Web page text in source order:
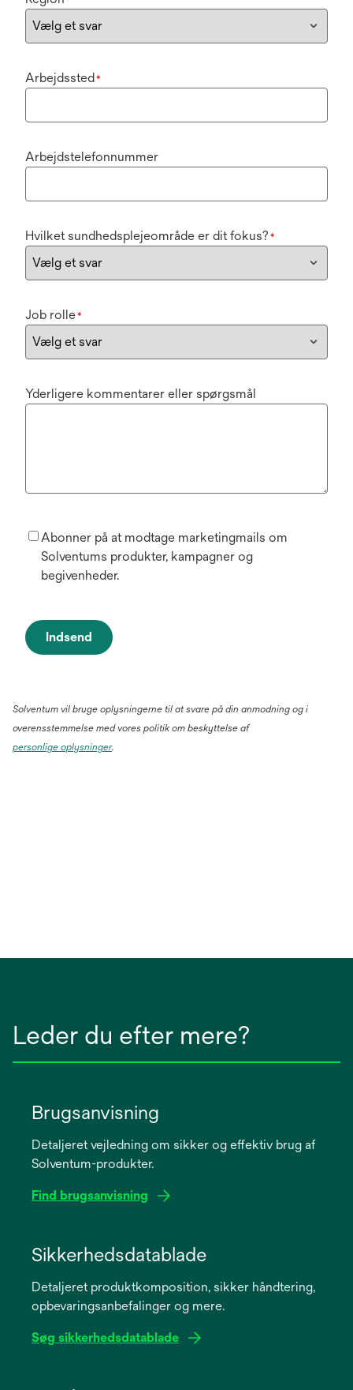
Arbejdssted*
Arbejdstelefonnummer
Hvilket sundhedsplejeområde er dit fokus? *
Job rolle*
Yderligere kommentarer eller spørgsmål
Abonner på at modtage marketingmails om
Solventums produkter, kampagner og
begivenheder.
Indsend
Solventum vil bruge oplysningerne til at svare på din anmodning og i
overensstemmelse med vores politik om beskyttelse af
personlige oplysninger.
Leder du efter mere?
Brugsanvisning
Detaljeret vejledning om sikker og effektiv brug af
Solventum-produkter.
Find brugsanvisning
new
Sikkerhedsdatablade
Detaljeret produktkomposition, sikker håndtering,
opbevaringsanbefalinger og mere.
Søg sikkerhedsdatablade